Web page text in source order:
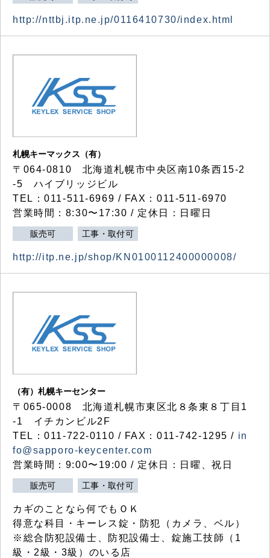
http://nttbj.itp.ne.jp/0116410730/index.html
札幌キーマックス（有）
〒064-0810 北海道札幌市中央区南10条西15-2
-5 ハイブリッジビル
TEL：011-511-6969 / FAX：011-511-6970
営業時間：8:30〜17:30 / 定休日：日曜日
販売可 工事・取付可
http://itp.ne.jp/shop/KN0100112400000008/
（有）札幌キーセンター
〒065-0008 北海道札幌市東区北８条東８丁目1
-1 イチカンビル2F
TEL：011-722-0110 / FAX：011-742-1295 / in
fo@sapporo-keycenter.com
営業時間：9:00〜19:00 / 定休日：日曜、祝日
販売可 工事・取付可
カギのことなら何でもＯＫ
得意な科目・キーレス錠・防犯（カメラ、ベル）
※総合防犯設備士、防犯設備士、錠施工技師（1
級・2級・3級）のいる店